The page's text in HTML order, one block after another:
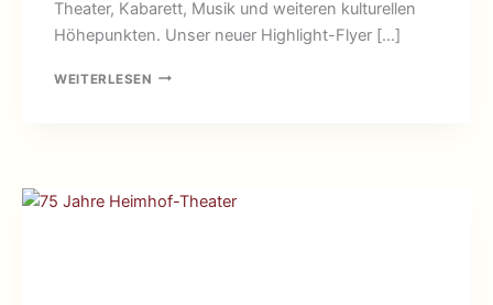
Theater, Kabarett, Musik und weiteren kulturellen
Höhepunkten. Unser neuer Highlight-Flyer […]
WEITERLESEN HIGHLIGHTS